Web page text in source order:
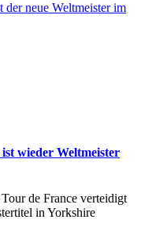
der neue Weltmeister im
wieder Weltmeister
de France verteidigt
in Yorkshire